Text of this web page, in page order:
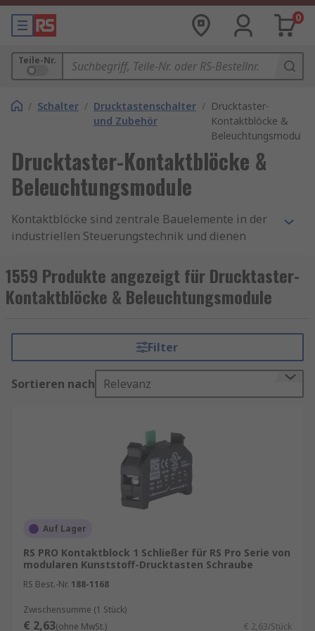
0
Teile-Nr.
/ Schalter / Drucktastenschalter
und Zubehör
/ Drucktaster-
Kontaktblöcke &
Beleuchtungsmodule
Drucktaster-Kontaktblöcke &
Beleuchtungsmodule
Kontaktblöcke sind zentrale Bauelemente in der
industriellen Steuerungstechnik und dienen
oder zu öffnen – meist in Kombination mit
Drucktastern, Schaltern, Relais oder
Schutzschaltern. Sie bilden die funktionale
ermöglichen, abhängig von der Betätigung, eine
präzise Steuerung elektrischer Prozesse. In
Maschinen, Schaltschränken und
Automatisierungsanlagen sorgen sie für
möchten, bietet RS ein umfangreiches Sortiment
an hochwertigen Produkten, kompatibel mit
gängigen Steuersystemen und in verschiedenen
Kontaktanordnungen.
Finden Sie weitere verwandte Produkte wie
Steuerstationgehäuse
Notausschalterund allgemeinSchalter .
Kontaktblöcke kaufen
Kontaktblöcke sind in zahlreichen
1559 Produkte angezeigt für Drucktaster-
Kontaktblöcke & Beleuchtungsmodule
Filter
Sortieren nach Relevanz
Auf Lager
RS PRO Kontaktblock 1 Schließer für RS Pro Serie von
modularen Kunststoff-Drucktasten Schraube
RS Best.-Nr. 188-1168
Zwischensumme (1 Stück)
€ 2,63(ohne MwSt.) € 2,63/Stück